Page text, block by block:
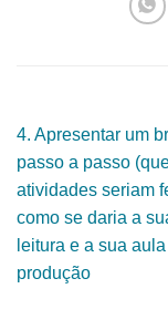
4. Apresentar um
passo a passo
atividades seriam
como se daria a
leitura e a sua
produção